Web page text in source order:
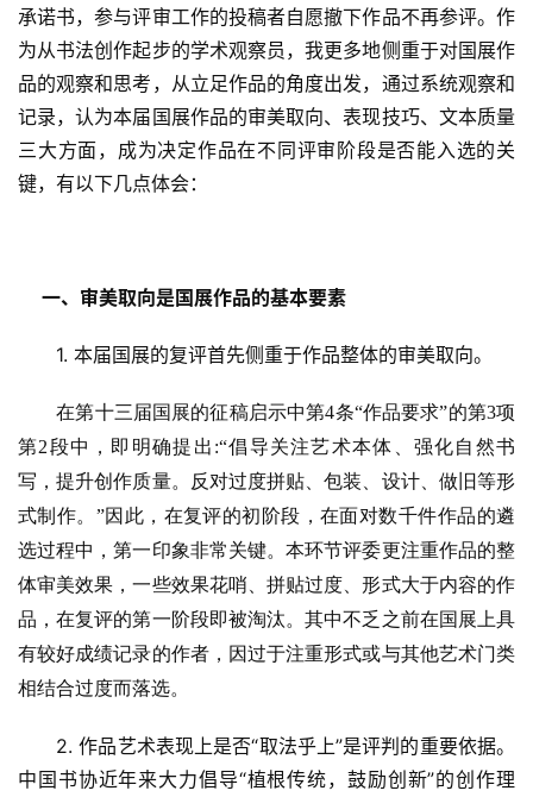
承诺书，参与评审工作的投稿者自愿撤下作品不再参评。作
为从书法创作起步的学术观察员，我更多地侧重于对国展作
品的观察和思考，从立足作品的角度出发，通过系统观察和
记录，认为本届国展作品的审美取向、表现技巧、文本质量
三大方面，成为决定作品在不同评审阶段是否能入选的关
键，有以下几点体会：
一、审美取向是国展作品的基本要素
1. 本届国展的复评首先侧重于作品整体的审美取向。
在第十三届国展的征稿启示中第4条“作品要求”的第3项
第2段中，即明确提出:“倡导关注艺术本体、强化自然书
写，提升创作质量。反对过度拼贴、包装、设计、做旧等形
式制作。”因此，在复评的初阶段，在面对数千件作品的遴
选过程中，第一印象非常关键。本环节评委更注重作品的整
体审美效果，一些效果花哨、拼贴过度、形式大于内容的作
品，在复评的第一阶段即被淘汰。其中不乏之前在国展上具
有较好成绩记录的作者，因过于注重形式或与其他艺术门类
相结合过度而落选。
2. 作品艺术表现上是否“取法乎上”是评判的重要依据。
中国书协近年来大力倡导“植根传统，鼓励创新”的创作理